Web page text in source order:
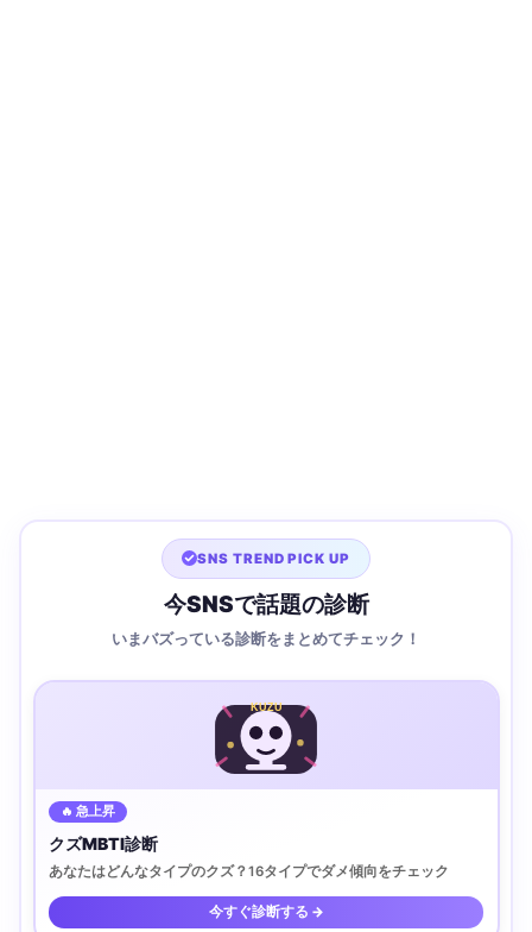
SNS TREND PICK UP
今SNSで話題の診断
いまバズっている診断をまとめてチェック！
KUZU
🔥 急上昇
クズMBTI診断
あなたはどんなタイプのクズ？16タイプでダメ傾向をチェック
今すぐ診断する →